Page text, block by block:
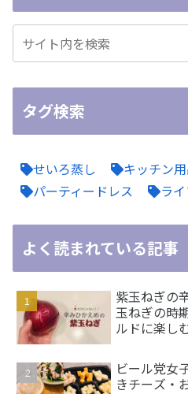
タグ検索
せいろ蒸し キッチン
パーティードレス
ラ
よく読まれている記事
紫玉ねぎの
玉ねぎの時
ルドに楽し
ビール党女
きチーズ・